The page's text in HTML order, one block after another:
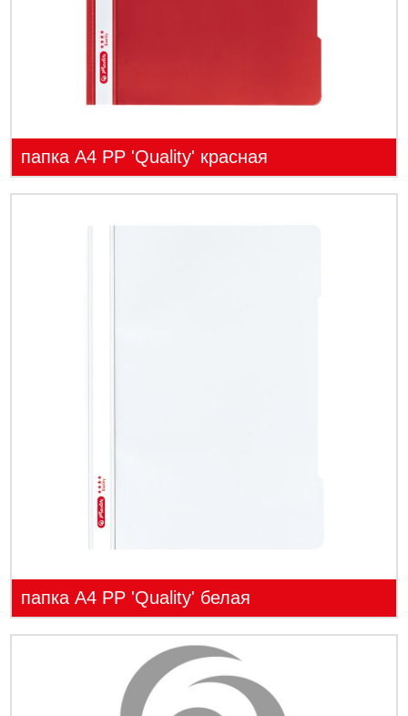
папка А4 PP 'Quality' красная
папка А4 PP 'Quality' белая